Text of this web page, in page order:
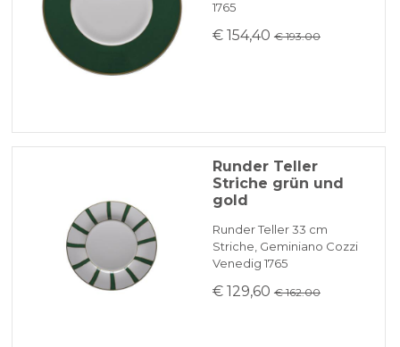
1765
€ 154,40 € 193.00
Runder Teller
Striche grün und
gold
Runder Teller 33 cm
Striche, Geminiano Cozzi
Venedig 1765
€ 129,60 € 162.00